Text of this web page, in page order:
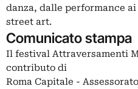
danza, dalle performance
street art.
Comunicato stampa
Il festival Attraversamenti
contributo di
Roma Capitale -